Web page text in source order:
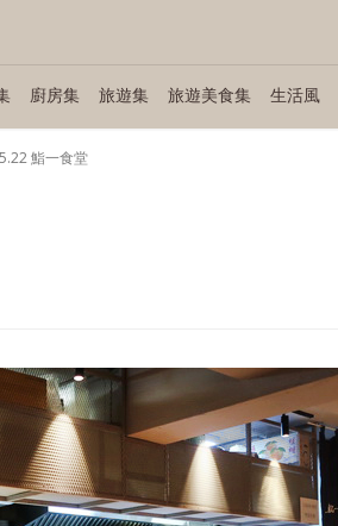
廚房集 旅遊集 旅遊美食集 生活風
鮨一食堂